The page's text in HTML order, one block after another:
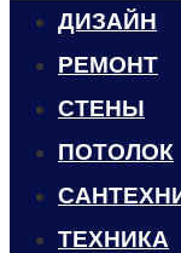
ДИЗАЙН
РЕМОНТ
СТЕНЫ
ПОТОЛОК
ТЕХНИКА